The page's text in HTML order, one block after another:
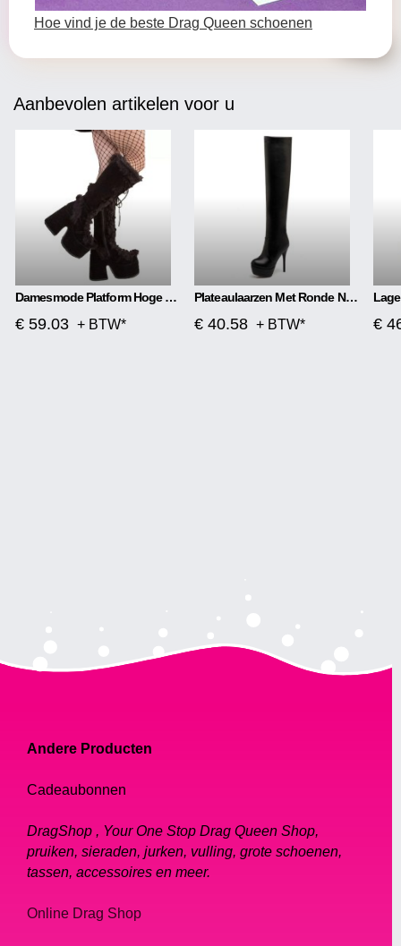
Hoe vind je de beste Drag Queen schoenen
Aanbevolen artikelen voor u
Damesmode Platform Hoge Hakken Platform Laarzen
€ 59.03 + BTW*
Plateaulaarzen Met Ronde Neus 13 Cm
€ 40.58 + BTW* €
Andere Producten
Cadeaubonnen
DragShop , Your One Stop Drag Queen Shop,
pruiken, sieraden, jurken, vulling, grote schoenen,
tassen, accessoires en meer.
Online Drag Shop